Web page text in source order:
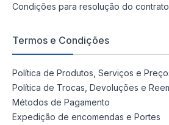
Condições para resolução do contrato
Termos e Condições
Política de Produtos, Serviços e
Política de Trocas, Devoluções e
Métodos de Pagamento
Expedição de encomendas e Portes